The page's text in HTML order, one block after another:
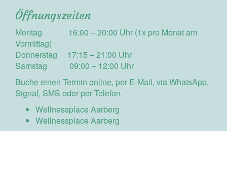
Öffnungszeiten
Montag 16:00 – 20:00 Uhr (1x pro Monat am
Vormittag)
Donnerstag 17:15 – 21:00 Uhr
Samstag 09:00 – 12:00 Uhr
Buche einen Termin online, per E-Mail, via WhatsApp,
Signal, SMS oder per Telefon.
Wellnessplace Aarberg
Wellnessplace Aarberg